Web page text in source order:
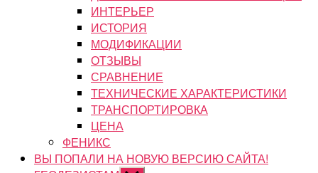
ИНТЕРЬЕР
ИСТОРИЯ
МОДИФИКАЦИИ
ОТЗЫВЫ
СРАВНЕНИЕ
ТЕХНИЧЕСКИЕ ХАРАКТЕРИСТИКИ
ТРАНСПОРТИРОВКА
ЦЕНА
ФЕНИКС
ВЫ ПОПАЛИ НА НОВУЮ ВЕРСИЮ САЙТА!